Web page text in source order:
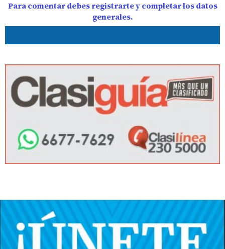
Para comentar debes registrarte y completar los datos
generales.